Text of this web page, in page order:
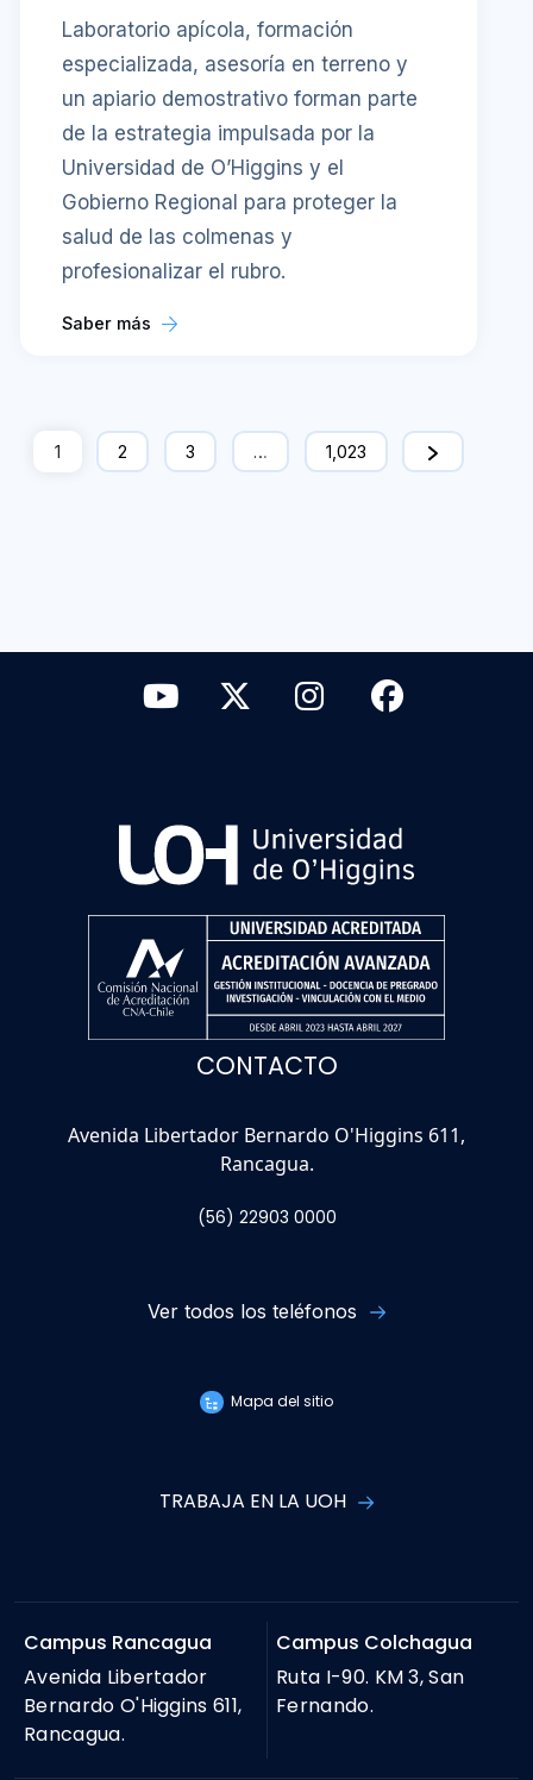
Laboratorio apícola, formación
especializada, asesoría en terreno y
un apiario demostrativo forman parte
de la estrategia impulsada por la
Universidad de O’Higgins y el
Gobierno Regional para proteger la
salud de las colmenas y
profesionalizar el rubro.
Saber más
1 2 3 … 1,023
CONTACTO
Avenida Libertador Bernardo O'Higgins 611,
Rancagua.
(56) 22903 0000
Ver todos los teléfonos
Mapa del sitio
TRABAJA EN LA UOH
Campus Rancagua
Avenida Libertador
Bernardo O'Higgins 611,
Rancagua.
Campus Colchagua
Ruta I-90. KM 3, San
Fernando.